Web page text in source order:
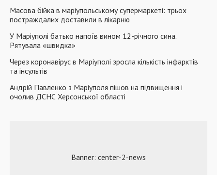
Масова бійка в маріупольському супермаркеті: трьох
постраждалих доставили в лікарню
У Маріуполі батько напоїв вином 12-річного сина.
Рятувала «швидка»
Через коронавірус в Маріуполі зросла кількість інфарктів
та інсультів
Андрій Павленко з Маріуполя пішов на підвищення і
очолив ДСНС Херсонської області